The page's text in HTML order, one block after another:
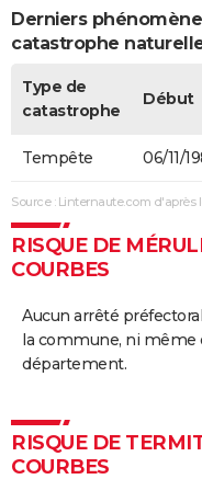
Derniers
catastrophe
Type de
catastrophe
Début
Tempête 06/11/
Source : Linternaute.com d'après
RISQUE DE
COURBES
Aucun arrêté
la commune, ni même
département.
RISQUE DE
COURBES